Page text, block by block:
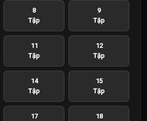
8
Tập
9
Tập
11
Tập
12
Tập
14
Tập
15
Tập
17
18